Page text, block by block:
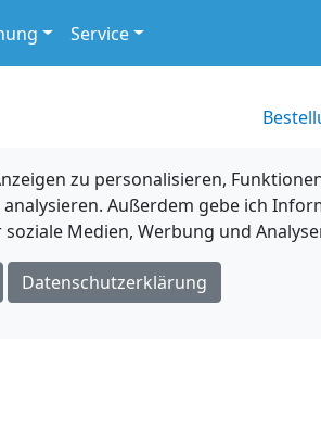
Service
zu personalisieren,
Außerdem gebe ich
Medien, Werbung und
Datenschutzerklärung